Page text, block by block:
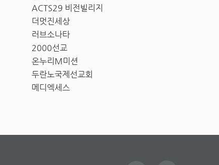
ACTS29 비전빌리지
더멋진세상
러브소나타
2000선교
온누리M미션
두란노국제선교회
메디엑세스